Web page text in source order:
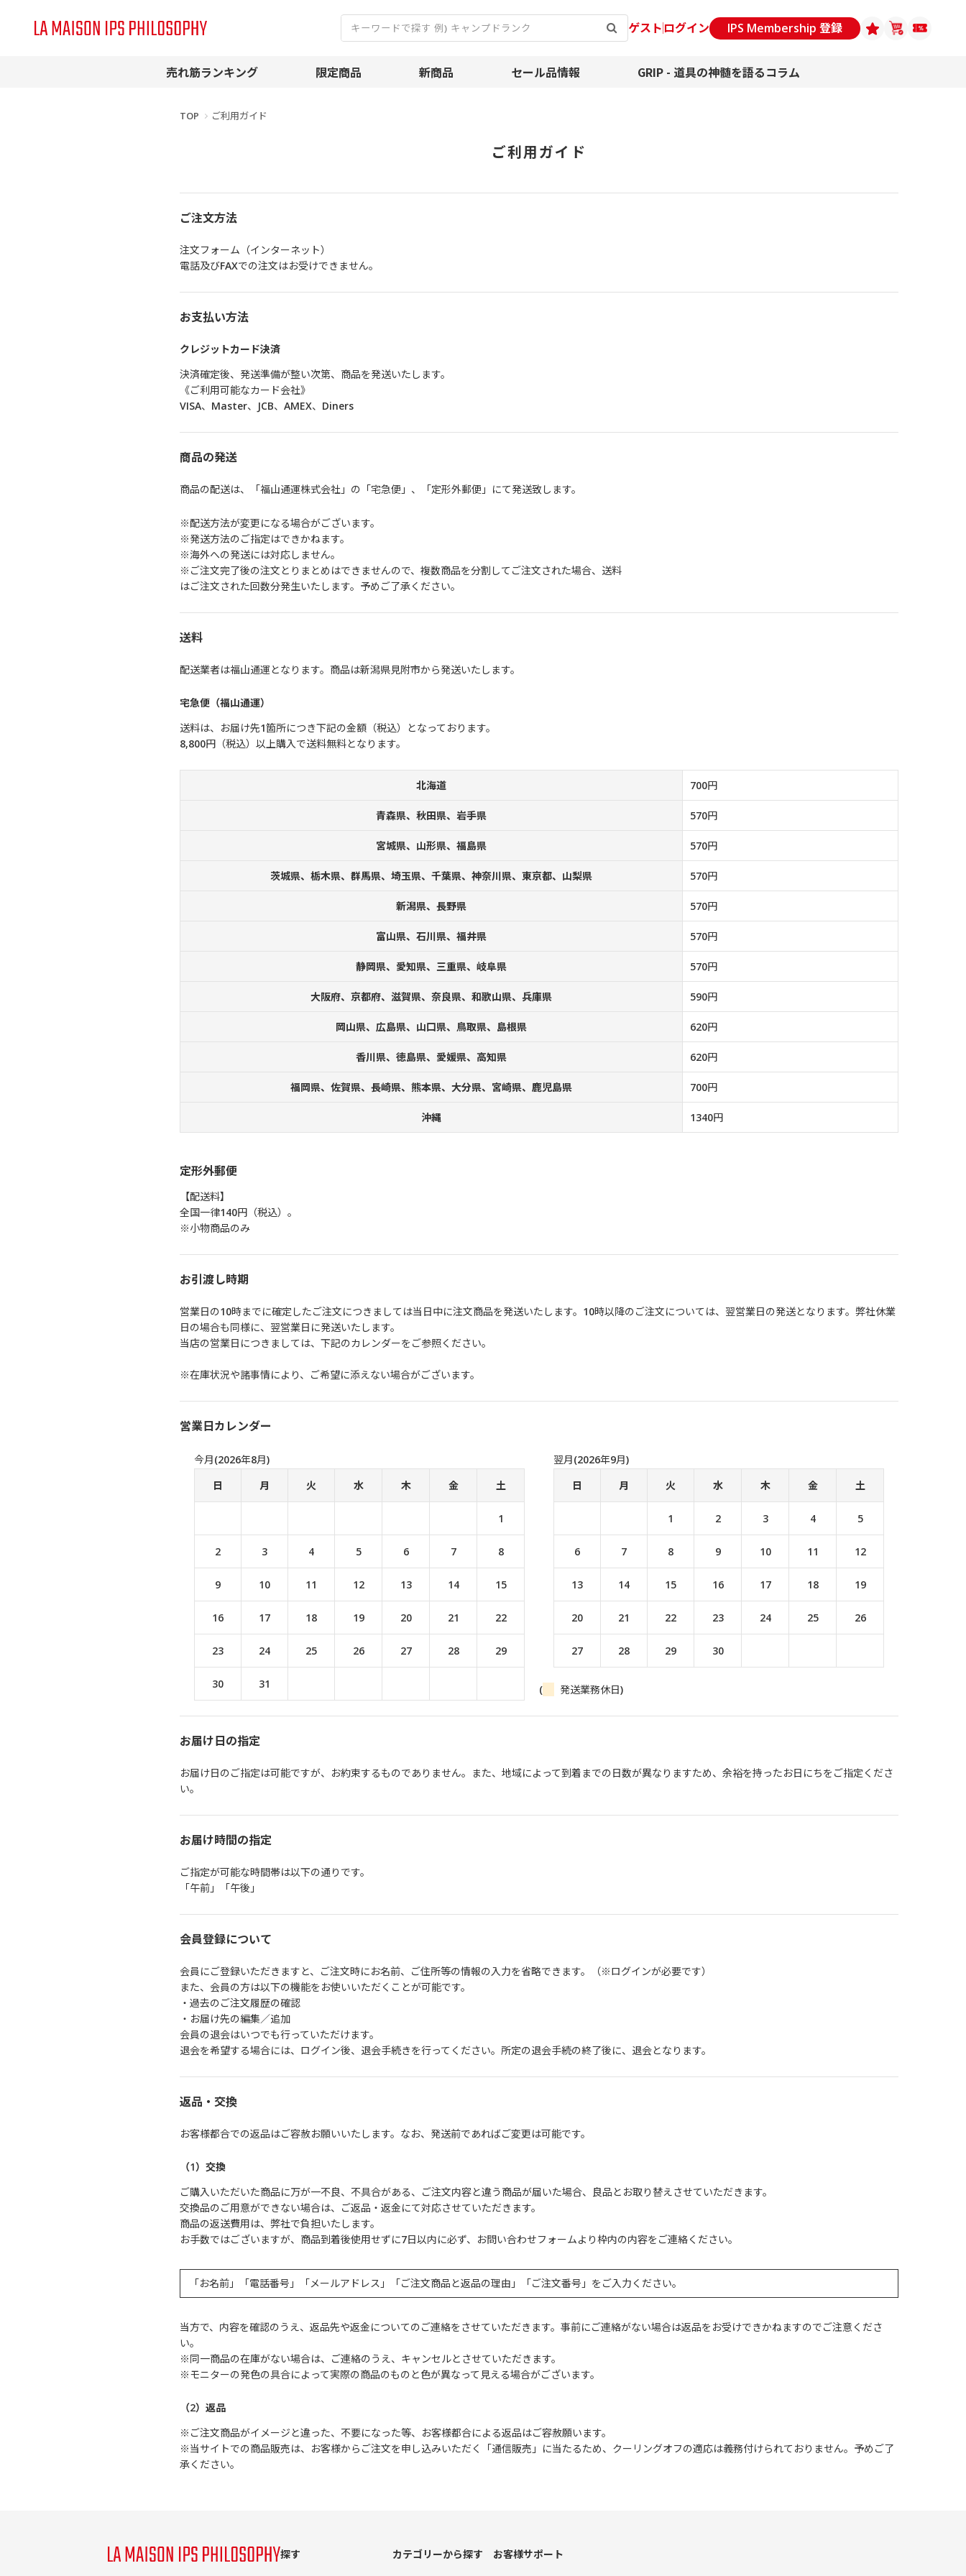
ゲスト ログイン IPS Membership 登録
売れ筋ランキング 限定商品 新商品 セール品情報 GRIP - 道具の神髄を語るコラム
TOP ご利用ガイド
ご利用ガイド
ご注文方法
注文フォーム（インターネット）
電話及びFAXでの注文はお受けできません。
お支払い方法
クレジットカード決済
決済確定後、発送準備が整い次第、商品を発送いたします。
《ご利用可能なカード会社》
VISA、Master、JCB、AMEX、Diners
商品の発送
商品の配送は、「福山通運株式会社」の「宅急便」、「定形外郵便」にて発送致します。
※配送方法が変更になる場合がございます。
※発送方法のご指定はできかねます。
※海外への発送には対応しません。
※ご注文完了後の注文とりまとめはできませんので、複数商品を分割してご注文された場合、送料
はご注文された回数分発生いたします。予めご了承ください。
送料
配送業者は福山通運となります。商品は新潟県見附市から発送いたします。
宅急便（福山通運）
送料は、お届け先1箇所につき下記の金額（税込）となっております。
8,800円（税込）以上購入で送料無料となります。
北海道 700円
青森県、秋田県、岩手県 570円
宮城県、山形県、福島県 570円
茨城県、栃木県、群馬県、埼玉県、千葉県、神奈川県、東京都、山梨県 570円
新潟県、長野県 570円
富山県、石川県、福井県 570円
静岡県、愛知県、三重県、岐阜県 570円
大阪府、京都府、滋賀県、奈良県、和歌山県、兵庫県 590円
岡山県、広島県、山口県、鳥取県、島根県 620円
香川県、徳島県、愛媛県、高知県 620円
福岡県、佐賀県、長崎県、熊本県、大分県、宮崎県、鹿児島県 700円
沖縄 1340円
定形外郵便
【配送料】
全国一律140円（税込）。
※小物商品のみ
お引渡し時期
営業日の10時までに確定したご注文につきましては当日中に注文商品を発送いたします。10時以降のご注文については、翌営業日の発送となります。弊社休業
日の場合も同様に、翌営業日に発送いたします。
当店の営業日につきましては、下記のカレンダーをご参照ください。
※在庫状況や諸事情により、ご希望に添えない場合がございます。
営業日カレンダー
今月(2026年8月)
日
月 火 水 木 金 土
1
2 3 4 5 6 7 8
9 10 11 12 13 14 15
16 17 18 19 20 21 22
23 24 25 26 27 28 29
30 31
翌月(2026年9月)
日
月 火 水 木 金 土
1 2 3 4 5
6 7 8 9 10 11 12
13 14 15 16 17 18 19
20 21 22 23 24 25 26
27 28 29 30
( 発送業務休日)
お届け日の指定
お届け日のご指定は可能ですが、お約束するものでありません。また、地域によって到着までの日数が異なりますため、余裕を持ったお日にちをご指定くださ
い。
お届け時間の指定
ご指定が可能な時間帯は以下の通りです。
「午前」「午後」
会員登録について
会員にご登録いただきますと、ご注文時にお名前、ご住所等の情報の入力を省略できます。（※ログインが必要です）
また、会員の方は以下の機能をお使いいただくことが可能です。
・過去のご注文履歴の確認
・お届け先の編集／追加
会員の退会はいつでも行っていただけます。
退会を希望する場合には、ログイン後、退会手続きを行ってください。所定の退会手続の終了後に、退会となります。
返品・交換
お客様都合での返品はご容赦お願いいたします。なお、発送前であればご変更は可能です。
（1）交換
ご購入いただいた商品に万が一不良、不具合がある、ご注文内容と違う商品が届いた場合、良品とお取り替えさせていただきます。
交換品のご用意ができない場合は、ご返品・返金にて対応させていただきます。
商品の返送費用は、弊社で負担いたします。
お手数ではございますが、商品到着後使用せずに7日以内に必ず、お問い合わせフォームより枠内の内容をご連絡ください。
「お名前」「電話番号」「メールアドレス」「ご注文商品と返品の理由」「ご注文番号」をご入力ください。
当方で、内容を確認のうえ、返品先や返金についてのご連絡をさせていただきます。事前にご連絡がない場合は返品をお受けできかねますのでご注意くださ
い。
※同一商品の在庫がない場合は、ご連絡のうえ、キャンセルとさせていただきます。
※モニターの発色の具合によって実際の商品のものと色が異なって見える場合がございます。
（2）返品
※ご注文商品がイメージと違った、不要になった等、お客様都合による返品はご容赦願います。
※当サイトでの商品販売は、お客様からご注文を申し込みいただく「通信販売」に当たるため、クーリングオフの適応は義務付けられておりません。予めご了
承ください。
探す カテゴリーから探す お客様サポート